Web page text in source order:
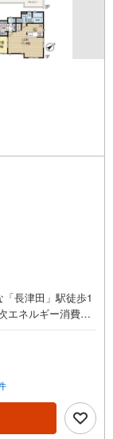
長津田」駅徒歩1
エネルギー消費量
分圏内* * * * 住ま
42周年を迎える
!!☆当日のご見学
徒歩1分！☆ご予
土地建物グループ
域No.1を目指して